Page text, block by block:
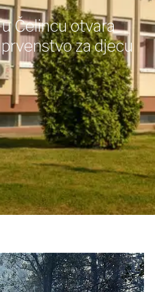
Čelincu otvara
za djecu